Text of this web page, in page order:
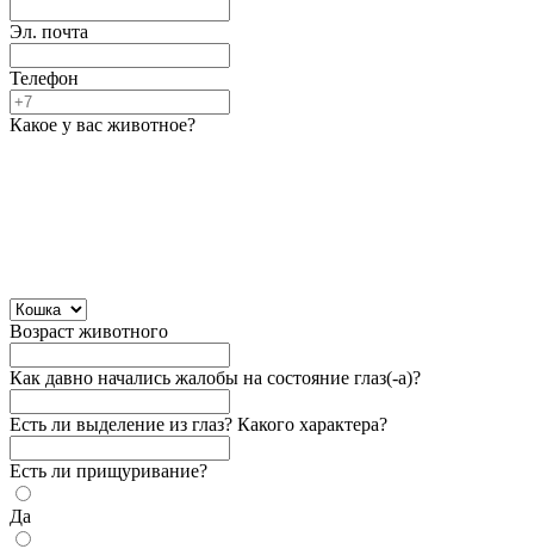
Эл. почта
Телефон
Какое у вас животное?
Возраст животного
Как давно начались жалобы на состояние глаз(-а)?
Есть ли выделение из глаз? Какого характера?
Есть ли прищуривание?
Да